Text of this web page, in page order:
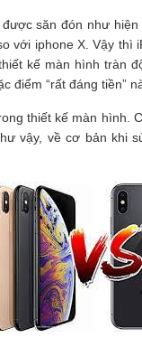
săn đón như
với iphone X. Vậy thì
kế màn hình tràn
điểm “rất đáng tiền”
thiết kế màn hình.
vậy, về cơ bản khi